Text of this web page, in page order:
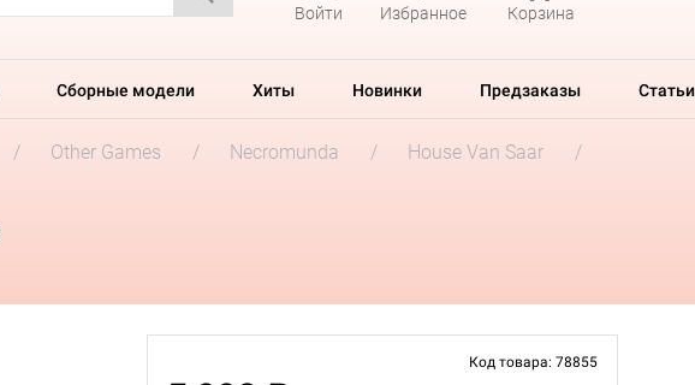
Войти
Избранное Корзина
Сборные модели Хиты Новинки Предзаказы Статьи
Other Games Necromunda
House Van Saar
Код товара: 78855